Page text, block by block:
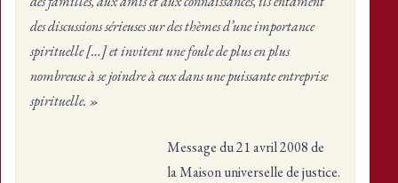
des discussions sérieuses sur des thèmes d’une importance
spirituelle […] et invitent une foule de plus en plus
nombreuse à se joindre à eux dans une puissante entreprise
spirituelle. »
Message du 21 avril 2008 de
la Maison universelle de justice.